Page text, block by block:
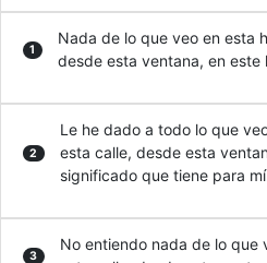
1
Nada de lo que veo en esta
desde esta ventana, en este
2
Le he dado a todo lo que
esta calle, desde esta
significado que tiene para
3
No entiendo nada de lo que